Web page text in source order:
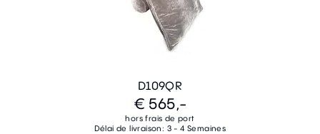
D109QR
€ 565,-
hors frais de port
Délai de livraison: 3 - 4 Semaines